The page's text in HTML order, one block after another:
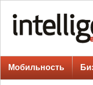
Мобильность